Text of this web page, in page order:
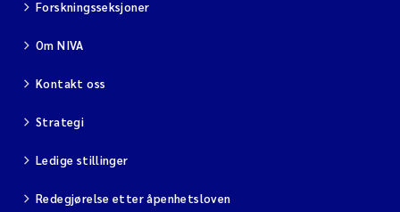
Forskningsseksjoner
Om NIVA
Kontakt oss
Strategi
Ledige stillinger
Redegjørelse etter åpenhetsloven